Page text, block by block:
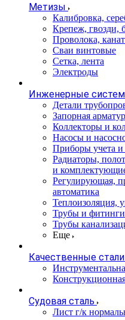
Метизы
Калибровка,
Крепеж, гвозди,
Проволока,
Сваи винтовые
Сетка, лента
Электроды
Инженерные
Детали
Запорная
Коллекторы и
Насосы и
Приборы учета
Радиаторы,
и
Регулирующая,
автоматика
Теплоизоляция,
Трубы и фитинги
Трубы
Еще
Качественные стали
Судовая сталь
Лист г/к